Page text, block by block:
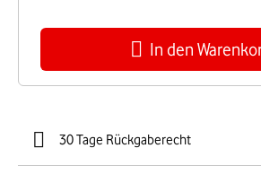
In den
30 Tage Rückgaberecht